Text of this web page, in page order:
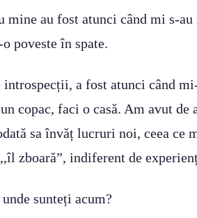
mine au fost atunci când mi s-
poveste în spate.
a fost atunci când
copac, faci o casă. Am avut
sa învăț lucruri noi, ceea
zboară”, indiferent de
sunteți acum?